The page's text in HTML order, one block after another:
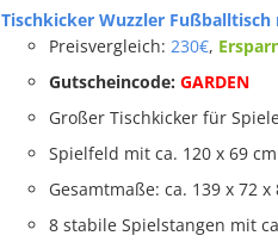
Tischkicker Wuzzler
Preisvergleich: 230€,
Gutscheincode: GARDEN
Großer Tischkicker für
Spielfeld mit ca. 120 x 69 cm
Gesamtmaße: ca. 139 x 72 x
8 stabile Spielstangen mit